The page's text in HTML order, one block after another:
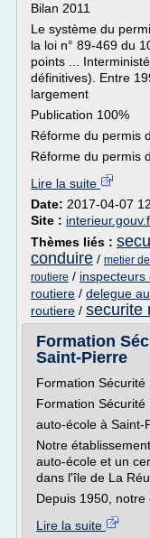
Bilan 2011
Le système du
la loi n° 89-469 du
points ...
définitives). Entre
largement
Publication 100%
Réforme du permis
Réforme du permis
Lire la suite
Date: 2017-04-07
Site :
Thèmes liés :
conduire / metier
routiere /
routiere / delegue
routiere / securite
Formation
Saint-Pierre
Formation
Formation Sécurité
auto-école à Saint-
Notre
auto-école et un
dans l'île de La
Depuis 1950, notre
Lire la suite